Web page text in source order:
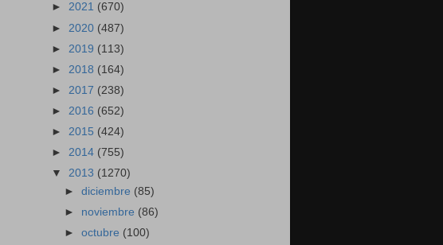
► 2021 (670)
► 2020 (487)
► 2019 (113)
► 2018 (164)
► 2017 (238)
► 2016 (652)
► 2015 (424)
► 2014 (755)
▼ 2013 (1270)
►diciembre (85)
► noviembre (86)
►octubre (100)